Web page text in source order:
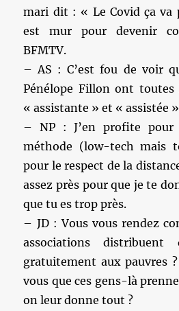
mari dit : « Le Covid ça va
est mur pour devenir
BFMTV.
– AS : C’est fou de voir
Pénélope Fillon ont toutes
« assistante » et « assistée
– NP : J’en profite pour
méthode (low-tech mais
pour le respect de la
assez près pour que je te
que tu es trop près.
– JD : Vous vous rendez
associations
gratuitement aux pauvres
vous que ces gens-là
on leur donne tout ?